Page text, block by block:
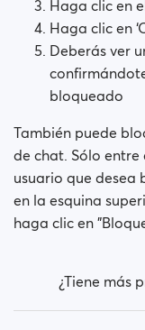
Cuáles son los
Perfiles falsos
¿Qué
una membresía
Haga clic en
Haga clic en
Deberás ver
bloqueado
También puede
de chat. Sólo entre
usuario que desea
en la esquina
haga clic en
¿Tiene más